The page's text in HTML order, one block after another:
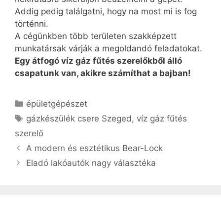
Addig pedig találgatni, hogy na most mi is fog
történni.
A cégünkben több területen szakképzett
munkatársak várják a megoldandó feladatokat.
Egy átfogó víz gáz fűtés szerelőkből álló
csapatunk van, akikre számíthat a bajban!
Kategória
épületgépészet
Címkék
gázkészülék csere Szeged, víz gáz fűtés
szerelő
A modern és esztétikus Bear-Lock
Eladó lakóautók nagy választéka